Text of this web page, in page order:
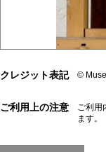
クレジット表記 ©
ご利用上の注意
ご利用
ます。